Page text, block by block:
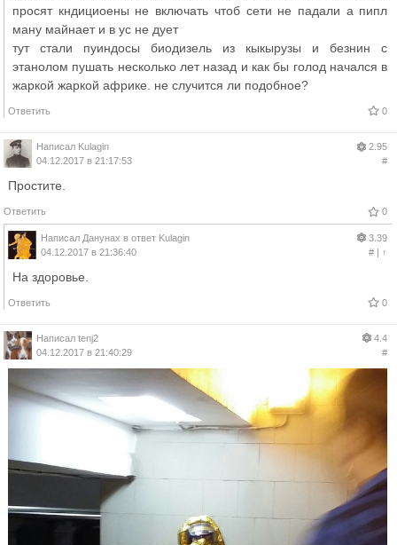
просят кндициоены не включать чтоб сети не падали а пипл
ману майнает и в ус не дует
тут стали пуиндосы биодизель из кыкырузы и безнин с
этанолом пушать несколько лет назад и как бы голод начался в
жаркой жаркой африке. не случится ли подобное?
Ответить 0
Написал Kulagin
04.12.2017 в 21:17:53
2.95
#
Простите.
Ответить 0
Написал Данунах в ответ Kulagin
04.12.2017 в 21:36:40
3.39
#| ↑
На здоровье.
Ответить 0
Написал tenj2
04.12.2017 в 21:40:29
4.4
#